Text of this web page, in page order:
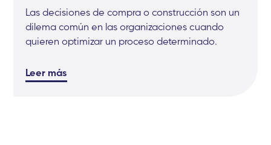
Las decisiones de compra o construcción son un
dilema común en las organizaciones cuando
quieren optimizar un proceso determinado.
Leer más